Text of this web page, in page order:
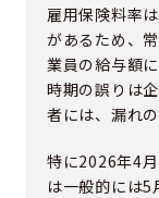
雇用保険料率
があるため、
業員の給与額
時期の誤りは
者には、漏れ
特に2026年4
は一般的には5